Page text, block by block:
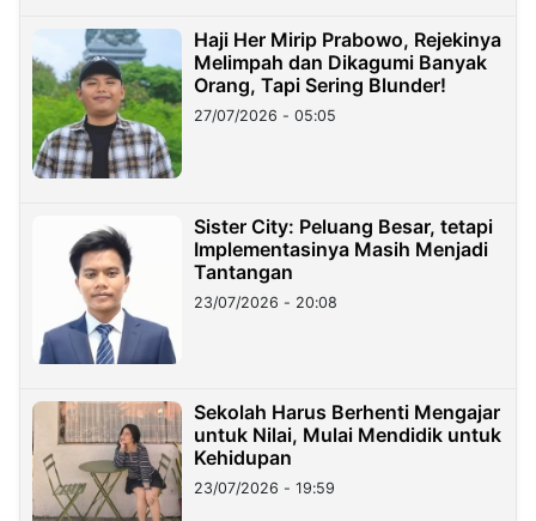
Haji Her Mirip Prabowo, Rejekinya
Melimpah dan Dikagumi Banyak
Orang, Tapi Sering Blunder!
27/07/2026 - 05:05
Sister City: Peluang Besar, tetapi
Implementasinya Masih Menjadi
Tantangan
23/07/2026 - 20:08
Sekolah Harus Berhenti Mengajar
untuk Nilai, Mulai Mendidik untuk
Kehidupan
23/07/2026 - 19:59